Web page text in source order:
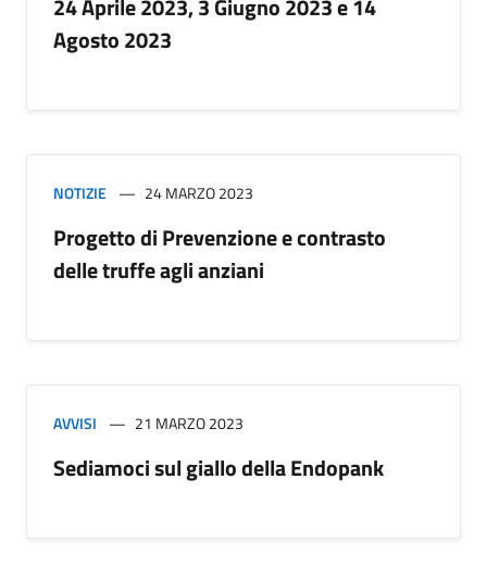
Agosto 2023
NOTIZIE 24 MARZO 2023
Progetto di Prevenzione e contrasto
delle truffe agli anziani
AVVISI 21 MARZO 2023
Sediamoci sul giallo della Endopank